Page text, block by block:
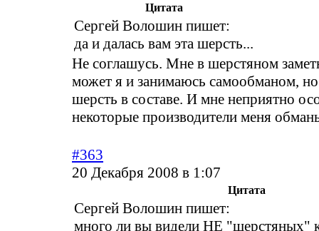
Цитата
Сергей Волошин пишет:
да и далась вам эта шерсть...
Не соглашусь. Мне в шерстяном
может я и занимаюсь самообманом,
шерсть в составе. И мне неприятно
некоторые производители меня
#363
20 Декабря 2008 в 1:07
Цитата
Сергей Волошин пишет:
много ли вы видели НЕ "шерстяных"